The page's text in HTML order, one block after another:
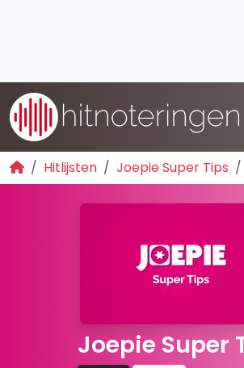
Hitlijsten Joepie Super Tips
Joepie Super